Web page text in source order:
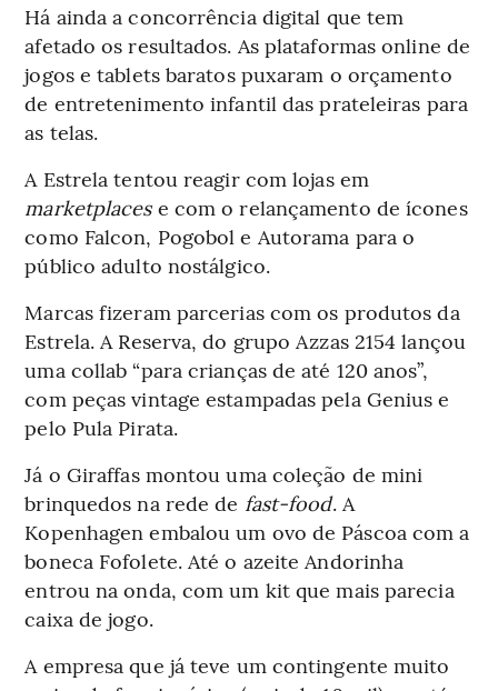
Há ainda a concorrência digital que tem
afetado os resultados. As plataformas online de
jogos e tablets baratos puxaram o orçamento
de entretenimento infantil das prateleiras para
as telas.
A Estrela tentou reagir com lojas em
marketplacese com o relançamento de ícones
como Falcon, Pogobol e Autorama para o
público adulto nostálgico.
Marcas fizeram parcerias com os produtos da
Estrela. A Reserva, do grupo Azzas 2154 lançou
uma collab “para crianças de até 120 anos”,
com peças vintage estampadas pela Genius e
pelo Pula Pirata.
Já o Giraffas montou uma coleção de mini
brinquedos na rede de fast-food. A
Kopenhagen embalou um ovo de Páscoa com a
boneca Fofolete. Até o azeite Andorinha
entrou na onda, com um kit que mais parecia
caixa de jogo.
A empresa que já teve um contingente muito